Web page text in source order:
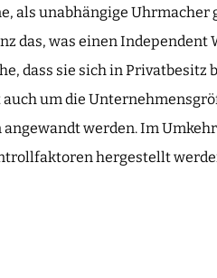
als unabhängige Uhrmacher
das, was einen Independent
dass sie sich in
um die
werden. Im
hergestellt